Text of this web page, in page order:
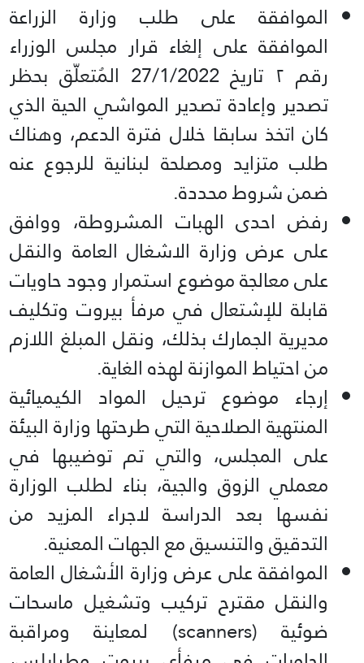
الموافقة على طلب وزارة الزراعة
الموافقة على إلغاء قرار مجلس الوزراء
رقم ۲ تاريخ 27/1/2022 المُتعلّق بحظر
تصدير وإعادة تصدير المواشي الحية الذي
كان اتخذ سابقا خلال فترة الدعم، وهناك
طلب متزايد ومصلحة لبنانية للرجوع عنه
ضمن شروط محددة.
رفض احدى الهبات المشروطة، ووافق
على عرض وزارة الاشغال العامة والنقل
على معالجة موضوع استمرار وجود حاويات
قابلة للإشتعال في مرفأ بيروت وتكليف
مديرية الجمارك بذلك، ونقل المبلغ اللازم
من احتياط الموازنة لهذه الغاية.
إرجاء موضوع ترحيل المواد الكيميائية
المنتهية الصلاحية التي طرحتها وزارة البيئة
على المجلس، والتي تم توضيبها في
معملي الزوق والجية، بناء لطلب الوزارة
نفسها بعد الدراسة لاجراء المزيد من
التدقيق والتنسيق مع الجهات المعنية.
الموافقة على عرض وزارة الأشغال العامة
والنقل مقترح تركيب وتشغيل ماسحات
ضوئية (scanners) لمعاينة ومراقبة